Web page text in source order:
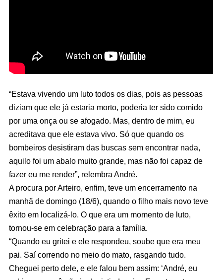
“Estava vivendo um luto todos os dias, pois as pessoas
diziam que ele já estaria morto, poderia ter sido comido
por uma onça ou se afogado. Mas, dentro de mim, eu
acreditava que ele estava vivo. Só que quando os
bombeiros desistiram das buscas sem encontrar nada,
aquilo foi um abalo muito grande, mas não foi capaz de
fazer eu me render”, relembra André.
A procura por Arteiro, enfim, teve um encerramento na
manhã de domingo (18/6), quando o filho mais novo teve
êxito em localizá-lo. O que era um momento de luto,
tornou-se em celebração para a família.
“Quando eu gritei e ele respondeu, soube que era meu
pai. Saí correndo no meio do mato, rasgando tudo.
Cheguei perto dele, e ele falou bem assim: ‘André, eu